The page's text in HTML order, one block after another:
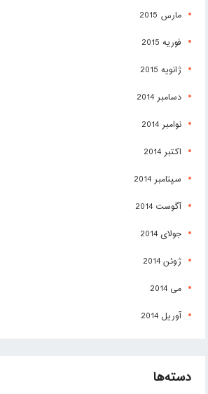
مارس 2015
فوریه 2015
ژانویه 2015
دسامبر 2014
نوامبر 2014
اکتبر 2014
سپتامبر 2014
آگوست 2014
جولای 2014
ژوئن 2014
می 2014
آوریل 2014
دسته‌ها